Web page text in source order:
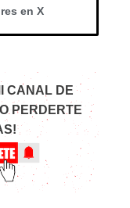
en X
CANAL DE
PERDERTE